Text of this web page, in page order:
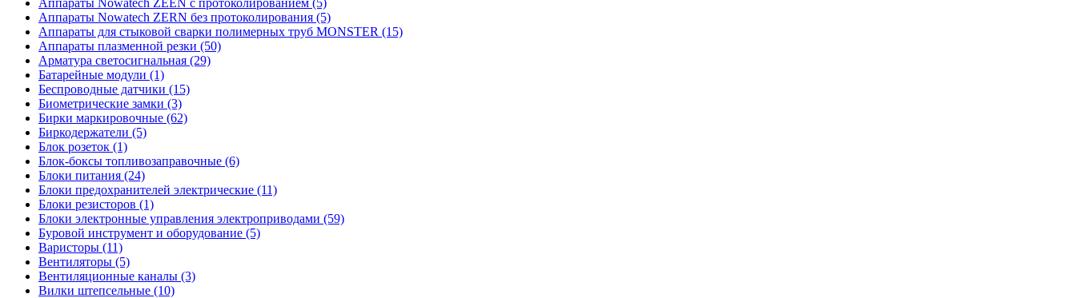
Аппараты Nowatech ZERN без протоколирования (5)
Аппараты для стыковой сварки полимерных труб MONSTER (15)
Аппараты плазменной резки (50)
Арматура светосигнальная (29)
Батарейные модули (1)
Беспроводные датчики (15)
Биометрические замки (3)
Бирки маркировочные (62)
Биркодержатели (5)
Блок розеток (1)
Блок-боксы топливозаправочные (6)
Блоки питания (24)
Блоки предохранителей электрические (11)
Блоки резисторов (1)
Блоки электронные управления электроприводами (59)
Буровой инструмент и оборудование (5)
Варисторы (11)
Вентиляторы (5)
Вентиляционные каналы (3)
Вилки штепсельные (10)